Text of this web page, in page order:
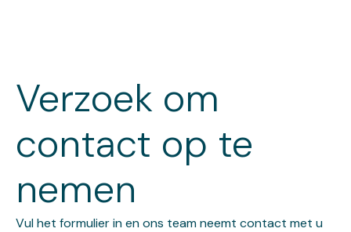
Verzoek om
contact op te
nemen
Vul het formulier in en ons team neemt contact met u